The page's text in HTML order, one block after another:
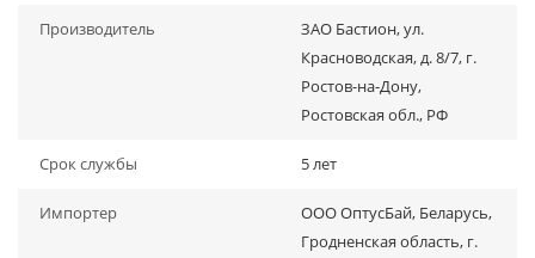
Производитель
ЗАО Бастион, ул.
Красноводская, д. 8/7, г.
Ростов-на-Дону,
Ростовская обл., РФ
Срок службы 5 лет
Импортер
ООО ОптусБай, Беларусь,
Гродненская область, г.